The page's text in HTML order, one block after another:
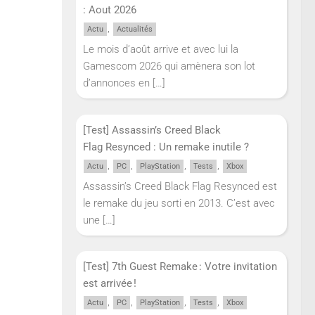
: Aout 2026
Actu , Actualités
Le mois d’août arrive et avec lui la
Gamescom 2026 qui amènera son lot
d’annonces en […]
[Test] Assassin’s Creed Black
Flag Resynced : Un remake inutile ?
Actu , PC , PlayStation , Tests , Xbox
Assassin’s Creed Black Flag Resynced est
le remake du jeu sorti en 2013. C’est avec
une […]
[Test] 7th Guest Remake : Votre invitation
est arrivée !
Actu , PC , PlayStation , Tests , Xbox